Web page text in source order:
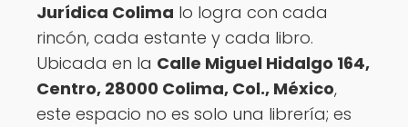
Jurídica Colima lo logra con cada
rincón, cada estante y cada libro.
Ubicada en la Calle Miguel Hidalgo 164,
Centro, 28000 Colima, Col., México,
este espacio no es solo una librería; es